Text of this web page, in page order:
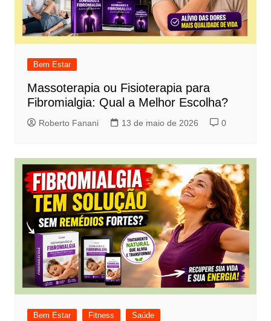
Bem Estar
Massoterapia ou Fisioterapia para
Fibromialgia: Qual a Melhor Escolha?
Roberto Fanani 13 de maio de 2026 0
Bem Estar Fitness Saúde